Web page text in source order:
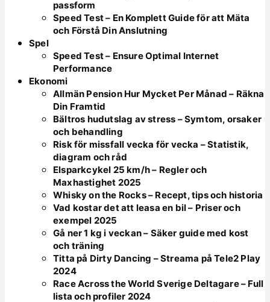
passform
Speed Test – En Komplett Guide för att Mäta
och Förstå Din Anslutning
Spel
Speed Test – Ensure Optimal Internet
Performance
Ekonomi
Allmän Pension Hur Mycket Per Månad – Räkna
Din Framtid
Bältros hudutslag av stress – Symtom, orsaker
och behandling
Risk för missfall vecka för vecka – Statistik,
diagram och råd
Elsparkcykel 25 km/h – Regler och
Maxhastighet 2025
Whisky on the Rocks – Recept, tips och historia
Vad kostar det att leasa en bil – Priser och
exempel 2025
Gå ner 1 kg i veckan – Säker guide med kost
och träning
Titta på Dirty Dancing – Streama på Tele2 Play
2024
Race Across the World Sverige Deltagare – Full
lista och profiler 2024